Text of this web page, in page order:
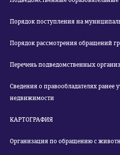
Порядок поступления на
Порядок рассмотрения обращений
Перечень подведомственных
Сведения о правообладателях ранее
недвижимости
КАРТОГРАФИЯ
Организация по обращению с